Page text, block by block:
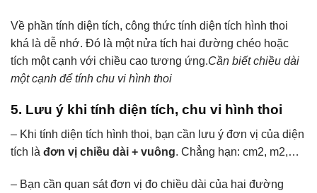
Về phần tính diện tích, công thức tính diện tích hình thoi
khá là dễ nhớ. Đó là một nửa tích hai đường chéo hoặc
tích một cạnh với chiều cao tương ứng.Cần biết chiều dài
một cạnh để tính chu vi hình thoi
5. Lưu ý khi tính diện tích, chu vi hình thoi
– Khi tính diện tích hình thoi, bạn cần lưu ý đơn vị của diện
tích là đơn vị chiều dài + vuông. Chẳng hạn: cm2, m2,…
– Bạn cần quan sát đơn vị đo chiều dài của hai đường